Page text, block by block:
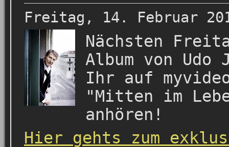
Freitag, 14. Februar
Nächsten
Album von Udo
Ihr auf
"Mitten im
anhören!
Hier gehts zum